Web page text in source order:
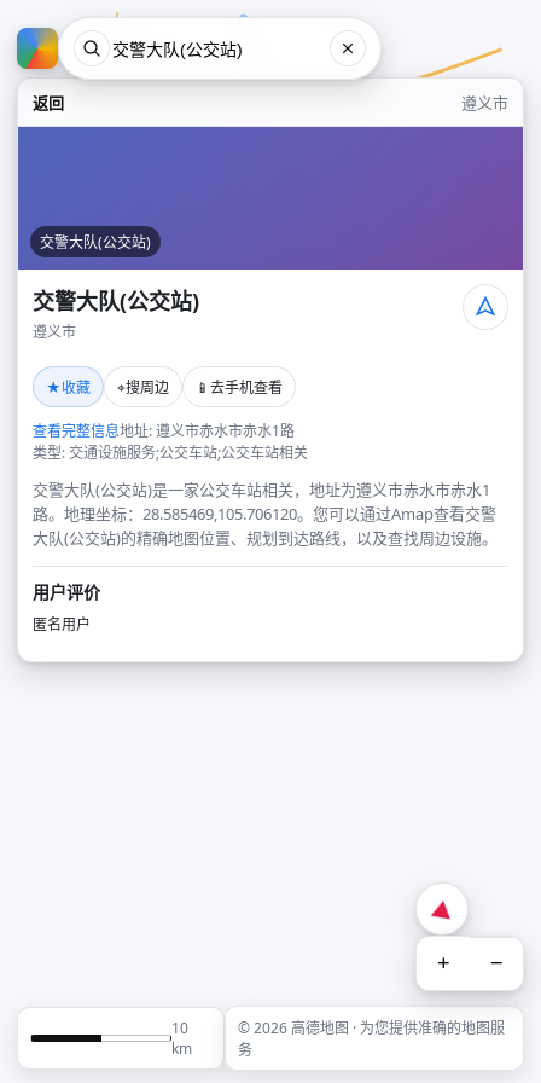
返回 遵义市
交警大队(公交站)
交警大队(公交站)
遵义市
★收藏 ⌖搜周边 📱 去手机查看
查看完整信息地址: 遵义市赤水市赤水1路
类型: 交通设施服务;公交车站;公交车站相关
交警大队(公交站)是一家公交车站相关，地址为遵义市赤水市赤水1
路。地理坐标：28.585469,105.706120。您可以通过Amap查看交警
大队(公交站)的精确地图位置、规划到达路线，以及查找周边设施。
用户评价
匿名用户
+ −
10
km
© 2026 高德地图 · 为您提供准确的地图服
务